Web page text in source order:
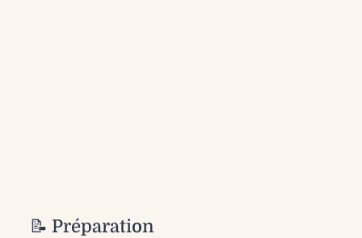
📝 Préparation